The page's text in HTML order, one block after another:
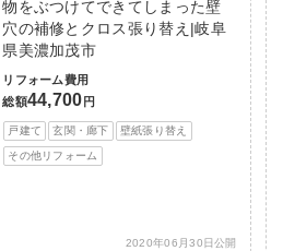
物をぶつけてできてしまった壁
穴の補修とクロス張り替え|岐阜
県美濃加茂市
リフォーム費用
総額44,700 円
戸建て 玄関・廊下 壁紙張り替え
その他リフォーム
2020年06月30日公開